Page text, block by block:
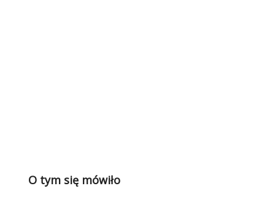
O tym się mówiło